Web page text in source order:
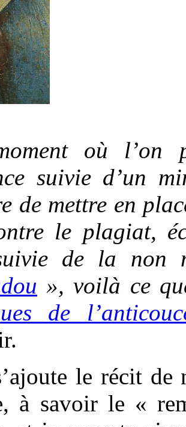
où l’on
suivie d’un
de mettre en
le plagiat,
de la non
», voilà ce
de
le récit de
à savoir le «